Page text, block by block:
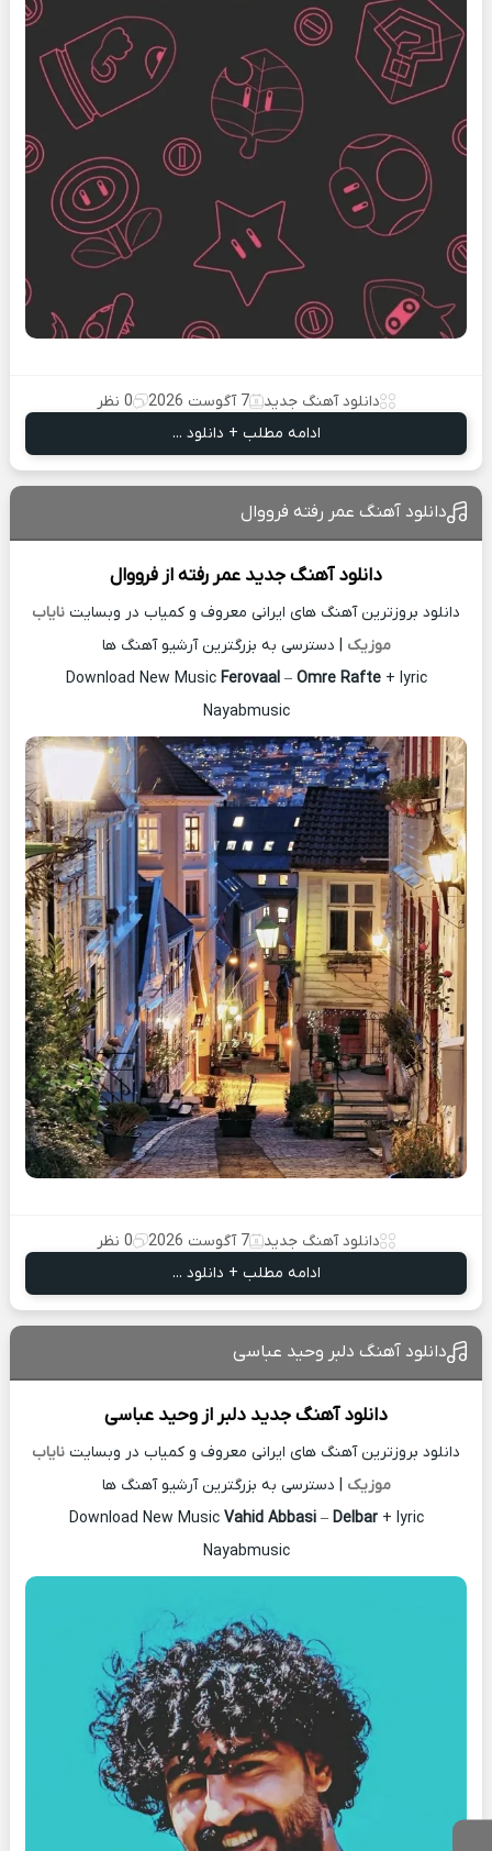
دانلود آهنگ جدید 7 آگوست 2026
0 نظر
ادامه مطلب + دانلود ...
دانلود آهنگ عمر رفته فرووال
دانلود آهنگ جدید عمر رفته ازفرووال
دانلود بروزترین آهنگ های ایرانی معروف و کمیاب در وبسایت نایاب
موزیک | دسترسی به بزرگترین آرشیو آهنگ ها
Download New Music Ferovaal– Omre Rafte+ lyric
Nayabmusic
دانلود آهنگ جدید 7 آگوست 2026
0 نظر
ادامه مطلب + دانلود ...
دانلود آهنگ دلبر وحید عباسی
دانلود آهنگ جدید دلبر ازوحید عباسی
دانلود بروزترین آهنگ های ایرانی معروف و کمیاب در وبسایت نایاب
موزیک | دسترسی به بزرگترین آرشیو آهنگ ها
Download New Music Vahid Abbasi– Delbar+ lyric
Nayabmusic